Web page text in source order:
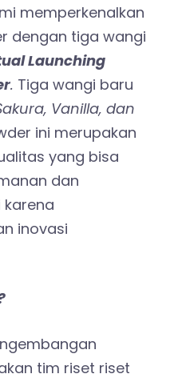
memperkenalkan
dengan tiga wangi
Launching
. Tiga wangi baru
Vanilla, dan
ini merupakan
yang bisa
dan
inovasi
tim riset riset